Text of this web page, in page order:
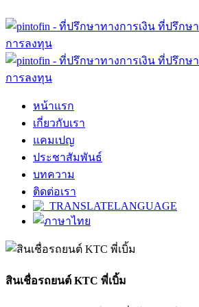
หน้าแรก
เกี่ยวกับเรา
แคมเปญ
ประชาสัมพันธ์
บทความ
ติดต่อเรา
สินเชื่อรถยนต์ KTC พี่เบิ้ม